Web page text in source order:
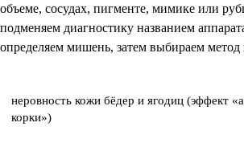
объеме, сосудах, пигменте, мимике или
подменяем диагностику названием
определяем мишень, затем выбираем метод
неровность кожи бёдер и ягодиц (эффект
корки»)